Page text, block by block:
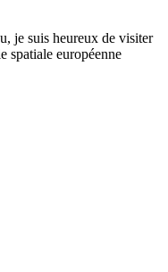
je suis heureux de visiter
spatiale européenne